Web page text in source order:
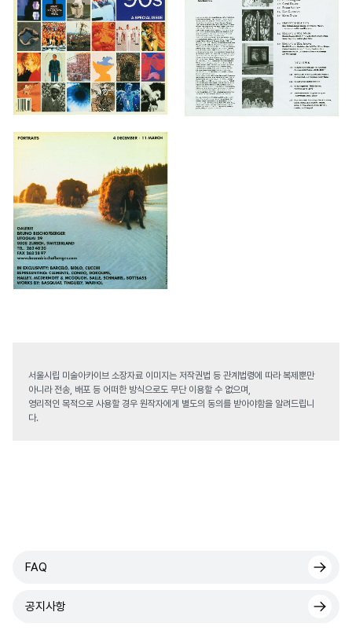
서울시립 미술아카이브 소장자료 이미지는 저작권법 등 관계법령에 따라 복제뿐만
아니라 전송, 배포 등 어떠한 방식으로도 무단 이용할 수 없으며,
영리적인 목적으로 사용할 경우 원작자에게 별도의 동의를 받아야함을 알려드립니
다.
FAQ
공지사항